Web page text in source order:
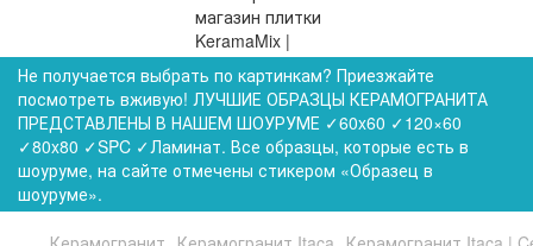
Не получается выбрать по картинкам? Приезжайте
посмотреть вживую! ЛУЧШИЕ ОБРАЗЦЫ КЕРАМОГРАНИТА
ПРЕДСТАВЛЕНЫ В НАШЕМ ШОУРУМЕ ✓60x60 ✓120×60
✓80x80 ✓SPC ✓Ламинат. Все образцы, которые есть в
шоуруме, на сайте отмечены стикером «Образец в
шоуруме».